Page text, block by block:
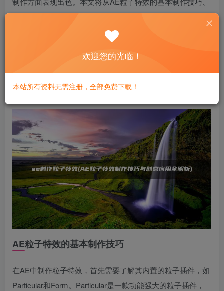
创意应用以及实际操作中的注意事项三个方面进行详细解
析。我们将介绍如何利用AE内置的粒子插件如Particular和
其他特效插件来实现更具创意的粒子动画；总结在实际制作
过程中需要注意的关键点，帮助读者更好地掌握AE粒子特效
的制作技巧。
AE粒子特效的基本制作技巧
在AE中制作粒子特效，首先需要了解其内置的粒子插件，如
Particular和Form。Particular是一款功能强大的粒子插件，
欢迎您的光临！
本站所有资料无需注册，全部免费下载！